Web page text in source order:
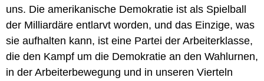
uns. Die amerikanische Demokratie ist als Spielball
der Milliardäre entlarvt worden, und das Einzige, was
sie aufhalten kann, ist eine Partei der Arbeiterklasse,
die den Kampf um die Demokratie an den Wahlurnen,
in der Arbeiterbewegung und in unseren Vierteln